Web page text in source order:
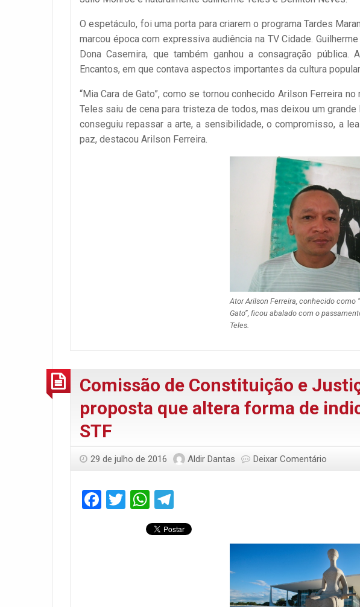
O espetáculo, foi uma porta para criarem o programa Tardes
marcou época com expressiva audiência na TV Cidade.
Dona Casemira, que também ganhou a consagração pública.
Encantos, em que contava aspectos importantes da cultura
“Mia Cara de Gato”, como se tornou conhecido Arilson Ferreira
Teles saiu de cena para tristeza de todos, mas deixou um
conseguiu repassar a arte, a sensibilidade, o compromisso, a
paz, destacou Arilson Ferreira.
Ator Arilson Ferreira, conhecido como
Gato”, ficou abalado com o
Teles.
Comissão de Constituição e
proposta que altera forma de
STF
29 de julho de 2016 Aldir Dantas Deixar Comentário
Facebook
TwitterWhatsApp